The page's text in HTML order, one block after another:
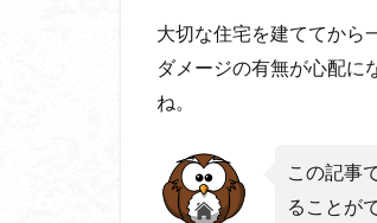
大切な住宅を建ててから
ダメージの有無が心配に
ね。
この記事
ることが